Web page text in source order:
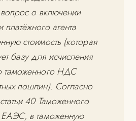
вопрос о включении
платёжного агента
стоимость (которая
базу для исчисления
таможенного НДС
пошлин). Согласно
40 Таможенного
ЕАЭС, в таможенную